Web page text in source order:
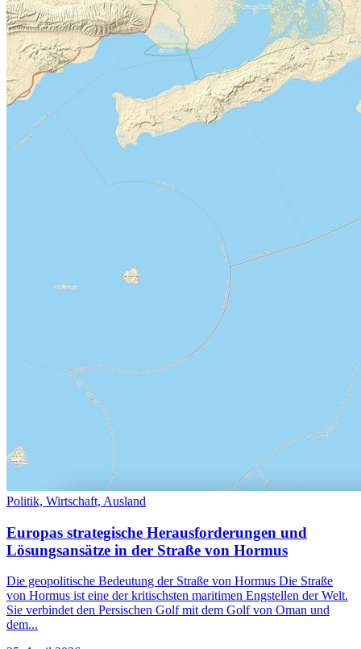
Politik, Wirtschaft, Ausland
Europas strategische Herausforderungen und
Lösungsansätze in der Straße von Hormus
Die geopolitische Bedeutung der Straße von Hormus Die Straße
von Hormus ist eine der kritischsten maritimen Engstellen der Welt.
Sie verbindet den Persischen Golf mit dem Golf von Oman und
dem...